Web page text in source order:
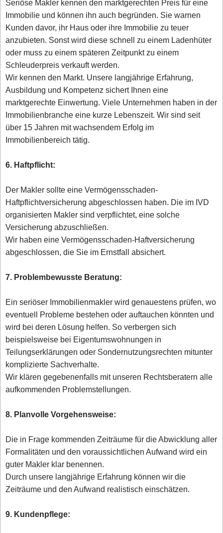
Seriöse Makler kennen den marktgerechten Preis für eine
Immobilie und können ihn auch begründen. Sie warnen
Kunden davor, ihr Haus oder ihre Immobilie zu teuer
anzubieten. Sonst wird diese schnell zu einem Ladenhüter
oder muss zu einem späteren Zeitpunkt zu einem
Schleuderpreis verkauft werden.
Wir kennen den Markt. Unsere langjährige Erfahrung,
Ausbildung und Kompetenz sichert Ihnen eine
marktgerechte Einwertung. Viele Unternehmen haben in der
Immobilienbranche eine kurze Lebenszeit. Wir sind seit
über 15 Jahren mit wachsendem Erfolg im
Immobilienbereich tätig.
6. Haftpflicht:
Der Makler sollte eine Vermögensschaden-
Haftpflichtversicherung abgeschlossen haben. Die im IVD
organisierten Makler sind verpflichtet, eine solche
Versicherung abzuschließen.
Wir haben eine Vermögensschaden-Haftversicherung
abgeschlossen, die Sie im Ernstfall absichert.
7. Problembewusste Beratung:
Ein seriöser Immobilienmakler wird genauestens prüfen, wo
eventuell Probleme bestehen oder auftauchen könnten und
wird bei deren Lösung helfen. So verbergen sich
beispielsweise bei Eigentumswohnungen in
Teilungserklärungen oder Sondernutzungsrechten mitunter
komplizierte Sachverhalte.
Wir klären gegebenenfalls mit unseren Rechtsberatern alle
aufkommenden Problemstellungen.
8. Planvolle Vorgehensweise:
Die in Frage kommenden Zeiträume für die Abwicklung aller
Formalitäten und den voraussichtlichen Aufwand wird ein
guter Makler klar benennen.
Durch unsere langjährige Erfahrung können wir die
Zeiträume und den Aufwand realistisch einschätzen.
9. Kundenpflege: